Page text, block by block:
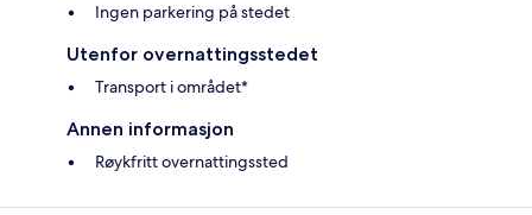
Ingen parkering på stedet
Utenfor overnattingsstedet
Transport i området*
Annen informasjon
Røykfritt overnattingssted